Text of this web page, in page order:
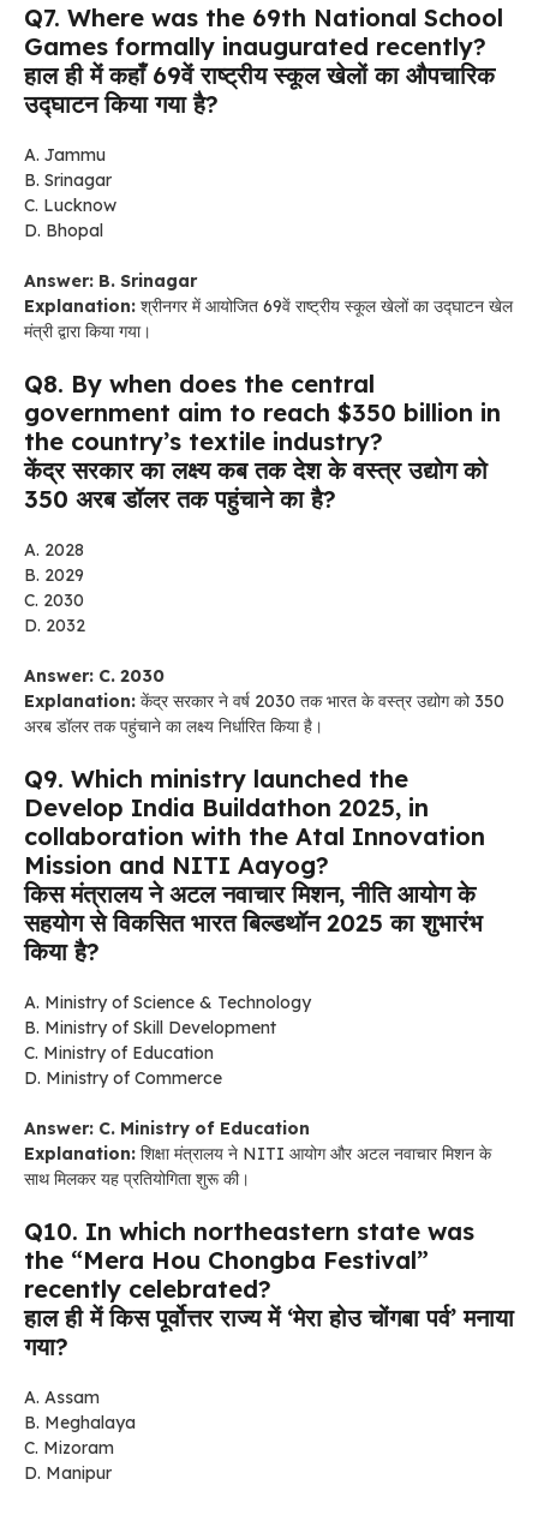
Q7. Where was the 69th National School
Games formally inaugurated recently?
हाल ही में कहाँ 69वें राष्ट्रीय स्कूल खेलों का औपचारिक
उद्घाटन किया गया है?
A. Jammu
B. Srinagar
C. Lucknow
D. Bhopal
Answer: B. Srinagar
Explanation: श्रीनगर में आयोजित 69वें राष्ट्रीय स्कूल खेलों का उद्घाटन खेल
मंत्री द्वारा किया गया।
Q8. By when does the central
government aim to reach $350 billion in
the country’s textile industry?
केंद्र सरकार का लक्ष्य कब तक देश के वस्त्र उद्योग को
350 अरब डॉलर तक पहुंचाने का है?
A. 2028
B. 2029
C. 2030
D. 2032
Answer: C. 2030
Explanation: केंद्र सरकार ने वर्ष 2030 तक भारत के वस्त्र उद्योग को 350
अरब डॉलर तक पहुंचाने का लक्ष्य निर्धारित किया है।
Q9. Which ministry launched the
Develop India Buildathon 2025, in
collaboration with the Atal Innovation
Mission and NITI Aayog?
किस मंत्रालय ने अटल नवाचार मिशन, नीति आयोग के
सहयोग से विकसित भारत बिल्डथॉन 2025 का शुभारंभ
किया है?
A. Ministry of Science & Technology
B. Ministry of Skill Development
C. Ministry of Education
D. Ministry of Commerce
Answer: C. Ministry of Education
Explanation: शिक्षा मंत्रालय ने NITI आयोग और अटल नवाचार मिशन के
साथ मिलकर यह प्रतियोगिता शुरू की।
Q10. In which northeastern state was
the “Mera Hou Chongba Festival”
recently celebrated?
हाल ही में किस पूर्वोत्तर राज्य में ‘मेरा होउ चोंगबा पर्व’ मनाया
गया?
A. Assam
B. Meghalaya
C. Mizoram
D. Manipur